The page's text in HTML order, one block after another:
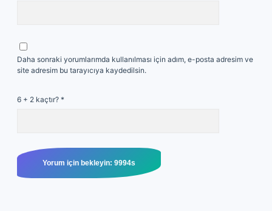
Daha sonraki yorumlarımda kullanılması için adım, e-posta adresim ve
site adresim bu tarayıcıya kaydedilsin.
6 + 2 kaçtır? *